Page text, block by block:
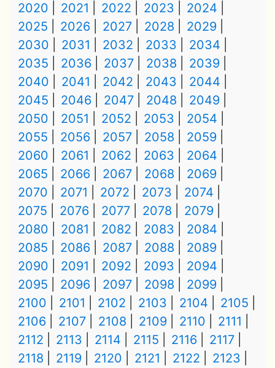
2020
2021 2022 2023
2024
2025
2026 2027 2028
2029
2030
2031 2032 2033
2034
2035
2036 2037 2038
2039
2040
2041 2042 2043
2044
2045
2046 2047 2048
2049
2050
2051 2052 2053
2054
2055
2056 2057 2058
2059
2060
2061 2062 2063
2064
2065
2066 2067 2068
2069
2070
2071 2072 2073
2074
2075
2076 2077 2078
2079
2080
2081 2082 2083
2084
2085
2086 2087 2088
2089
2090
2091 2092 2093
2094
2095
2096 2097 2098
2099
2100
2101 2102 2103 2104
2105
2106
2107 2108 2109 2110
2111
2112
2113 2114 2115 2116
2117
2118
2119 2120 2121 2122 2123